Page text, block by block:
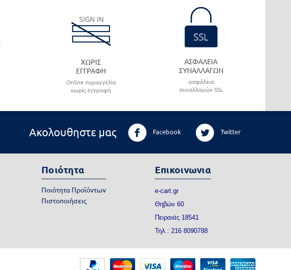
ΧΩΡΙΣ
ΕΓΓΡΑΦΗ
Online παραγγελία
χωρίς εγγραφή
ΑΣΦΑΛΕΙΑ
ΣΥΝΑΛΛΑΓΩΝ
ασφάλεια
συναλλαγών SSL
Ακολουθηστε μας Facebook Twitter
Ποιότητα
Ποιότητα Προϊόντων
Πιστοποιήσεις
Επικοινωνια
e-cart.gr
Θηβών 60
Πειραιάς 18541
Τηλ.: 216 8090788